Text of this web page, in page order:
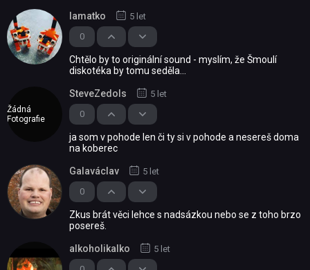
0
lamatko 5 let
Chtělo by to originální sound - myslím, že Šmoulí
diskotéka by tomu seděla...
Žádná
Fotografie
0
SteveZedols 5 let
ja som v pohode len či ty si v pohode a nesereš doma
na koberec
0
Galaváclav 5 let
Zkus brát věci lehce s nadsázkou nebo se z toho brzo
posereš.
alkoholikalko 5 let